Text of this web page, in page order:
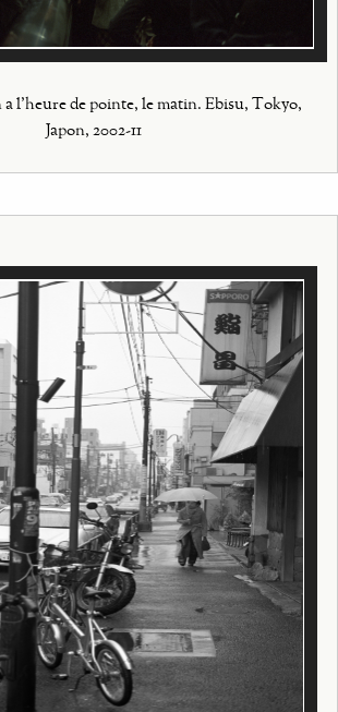
l'heure de pointe, le matin. Ebisu, Tokyo,
Japon, 2002-11